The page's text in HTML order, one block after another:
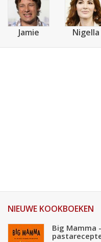
Jamie Nigella
NIEUWE KOOKBOEKEN
Big Mamma